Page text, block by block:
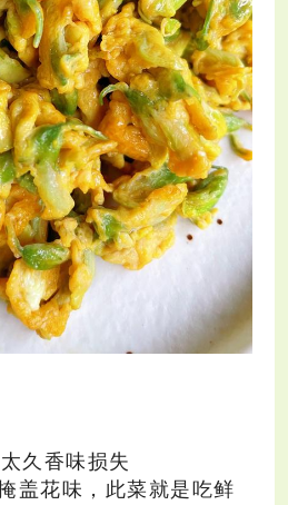
久香味损失
盖花味，此菜就是吃鲜